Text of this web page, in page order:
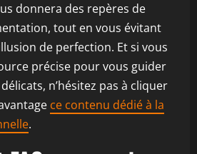
donnera des repères de
tout en vous évitant
de perfection. Et si vous
précise pour vous guider
n’hésitez pas à cliquer
ce contenu dédié à la
.